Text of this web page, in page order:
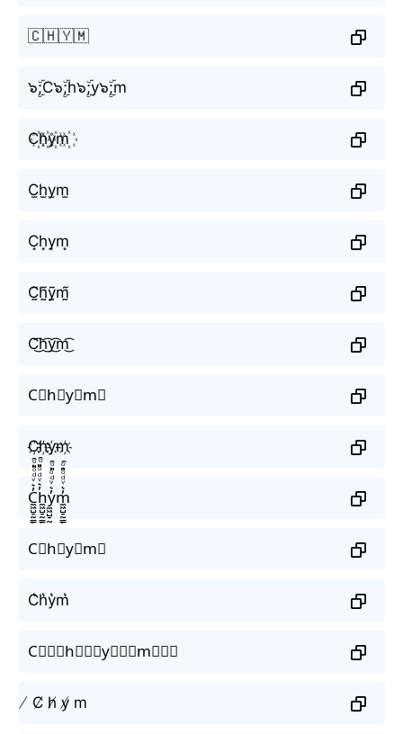
🇨🇭🇾🇲
๖ۣۜ;C๖ۣۜ;h๖ۣۜ;y๖ۣۜ;m
C꙰h꙰y꙰m꙰
C̫h̫y̫m̫
C͙h͙y͙m͙
C̰̃h̰̃ỹ̰m̰̃
C͜͡h͜͡y͜͡m͜͡
C⃟h⃟y⃟m⃟
C҉h҉y҉m҉
C̼͖̺̠̰͇̙̓͛ͮͩͦ̎ͦ̑ͅh̼͖̺̠̰͇̙̓͛ͮͩͦ̎ͦ̑ͅy̼͖̺̠̰͇̙̓͛ͮͩͦ̎ͦ̑ͅm̼͖̺̠̰͇̙̓͛ͮͩͦ̎ͦ̑ͅ
C⃗h⃗y⃗m⃗
C͛h͛y͛m͛
C⃒⃒⃒h⃒⃒⃒y⃒⃒⃒m⃒⃒⃒
̸ C̸ h̸ y̸ m